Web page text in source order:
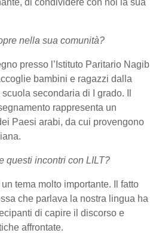
nella sua comunità?
presso l’Istituto Paritario Nagib
bambini e ragazzi dalla
secondaria di I grado. Il
rappresenta un
Paesi arabi, da cui provengono
questi incontri con LILT?
tema molto importante. Il fatto
che parlava la nostra lingua ha
di capire il discorso e
affrontate.